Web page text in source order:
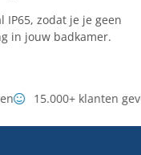
zodat je je geen
in jouw badkamer.
15.000+ klanten